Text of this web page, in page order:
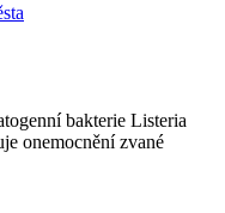
bakterie Listeria
onemocnění zvané